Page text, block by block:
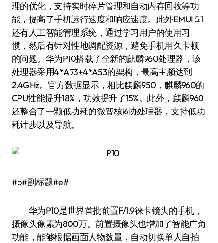
理的优化，支持实时碎片管理和自动内存回收等功
能，提高了手机运行速度和响应速度。此外EMUI 5.1
还有人工智能管理系统，通过学习用户的使用习
惯，然后有针对性地调配资源，避免手机用久卡顿
的问题。华为P10搭载了全新的麒麟960处理器，该
处理器采用4*A73+4*A53的架构，最高主频达到
2.4GHz。官方数据显示，相比麒麟950，麒麟960的
CPU性能提升18%，功效提升了15%。此外，麒麟960
还整合了一颗低功耗的微智核i6协处理器，支持低功
耗计步以及导航。
#p#副标题#e#
华为P10是世界首批前置F/1.9徕卡镜头的手机，
摄像头像素为800万。前置摄像头也增加了智能广角
功能，能够根据画面人物数量，自动切换单人自拍